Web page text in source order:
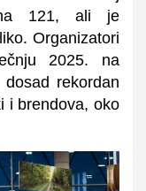
na 121, ali je
Organizatori
2025. na
rekordan
i brendova, oko